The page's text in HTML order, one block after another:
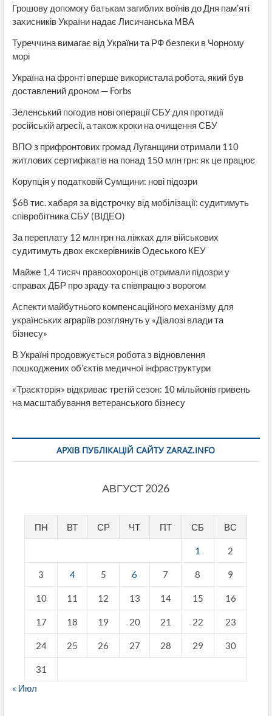
Грошову допомогу батькам загиблих воїнів до Дня пам’яті
захисників України надає Лисичанська МВА
Туреччина вимагає від України та РФ безпеки в Чорному
морі
Україна на фронті вперше використала робота, який був
доставлений дроном — Forbs
Зеленський погодив нові операції СБУ для протидії
російській агресії, а також кроки на очищення СБУ
ВПО з прифронтових громад Луганщини отримали 110
житлових сертифікатів на понад 150 млн грн: як це працює
Корупція у податковій Сумщини: нові підозри
$68 тис. хабаря за відстрочку від мобілізації: судитимуть
співробітника СБУ (ВІДЕО)
За переплату 12 млн грн на ліжках для військових
судитимуть двох екскерівників Одеського КЕУ
Майже 1,4 тисяч правоохоронців отримали підозри у
справах ДБР про зраду та співпрацю з ворогом
Аспекти майбутнього компенсаційного механізму для
українських аграріїв розглянуть у «Діалозі влади та
бізнесу»
В Україні продовжується робота з відновлення
пошкоджених об’єктів медичної інфраструктури
«Траєкторія» відкриває третій сезон: 10 мільйонів гривень
на масштабування ветеранського бізнесу
АРХІВ ПУБЛІКАЦІЙ САЙТУ ZARAZ.INFO
АВГУСТ 2026
ПН ВТ СР ЧТ ПТ СБ ВС
1 2
3 4 5 6 7 8 9
10 11 12 13 14 15 16
17 18 19 20 21 22 23
24 25 26 27 28 29 30
31
« Июл